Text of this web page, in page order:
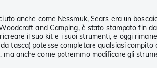
anche come Nessmuk, Sears era un
and Camping, è stato stampato fin
il suo kit e i suoi strumenti, e oggi
tasca) potesse completare qualsiasi compito
anche come potremmo modificare gli